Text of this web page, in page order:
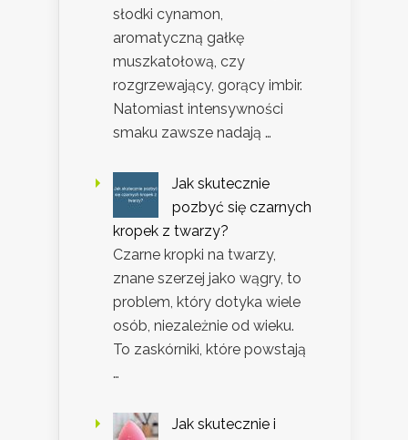
słodki cynamon,
aromatyczną gałkę
muszkatołową, czy
rozgrzewający, gorący imbir.
Natomiast intensywności
smaku zawsze nadają …
Jak skutecznie
pozbyć się czarnych
kropek z twarzy?
Czarne kropki na twarzy,
znane szerzej jako wągry, to
problem, który dotyka wiele
osób, niezależnie od wieku.
To zaskórniki, które powstają
…
Jak skutecznie i